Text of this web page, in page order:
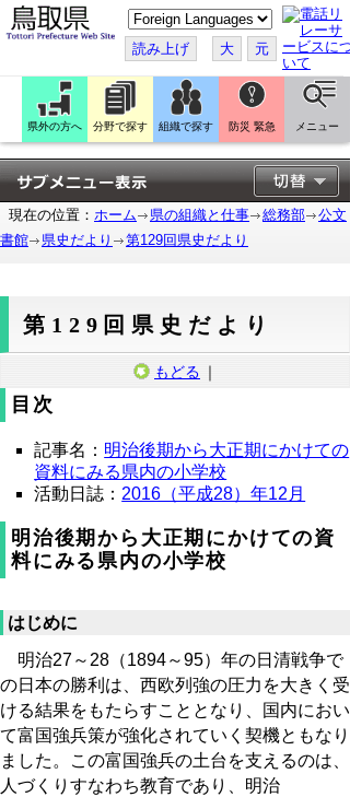
こ
の
ペ
ー
ジ
翻
訳
す
る
読み上げ 大 元
県外の方へ 分野で探す 組織で探す 防災 緊急 メニュー
現在の位置： ホーム 県の組織と仕事 総務部
公文
書館
県史だより 第129回県史だより
第129回県史だより
もどる ｜
目次
記事名： 明治後期から大正期にかけての
資料にみる県内の小学校
活動日誌： 2016（平成28）年12月
明治後期から大正期にかけての資
料にみる県内の小学校
はじめに
明治27～28（1894～95）年の日清戦争で
の日本の勝利は、西欧列強の圧力を大きく受
ける結果をもたらすこととなり、国内におい
て富国強兵策が強化されていく契機ともなり
ました。この富国強兵の土台を支えるのは、
人づくりすなわち教育であり、明治